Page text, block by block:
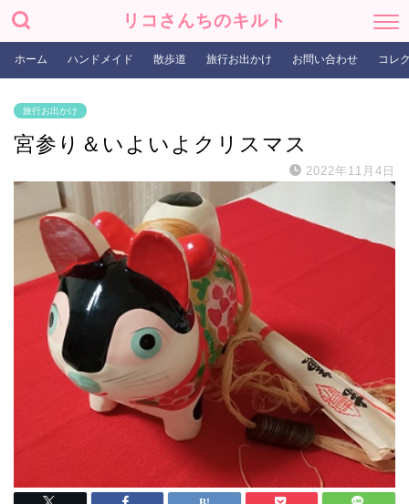
リコさんちのキルト
ホーム ハンドメイド 散歩道 旅行お出かけ お問い合わせ コレ
旅行お出かけ
宮参り＆いよいよクリスマス
2022年11月4日